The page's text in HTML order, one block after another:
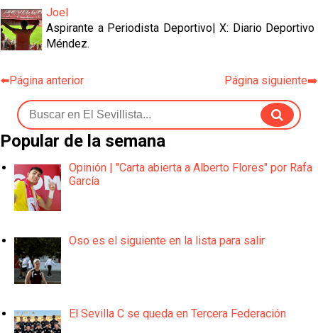
Joel
Aspirante a Periodista Deportivo| X: Diario Deportivo
Méndez.
⬅️Página anterior Página siguiente➡️
Popular de la semana
Opinión | "Carta abierta a Alberto Flores" por Rafa
García
Oso es el siguiente en la lista para salir
El Sevilla C se queda en Tercera Federación